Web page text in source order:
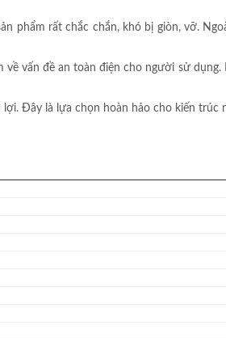
phẩm rất chắc chắn, khó bị giòn, vỡ.
về vấn đề an toàn điện cho người sử
Đây là lựa chọn hoàn hảo cho kiến trúc